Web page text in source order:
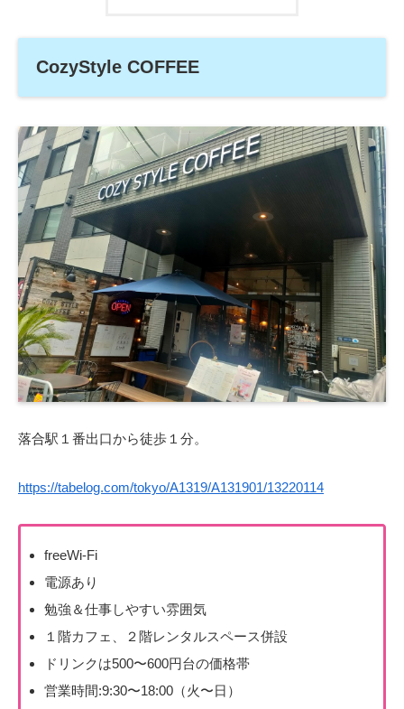
CozyStyle COFFEE
落合駅１番出口から徒歩１分。
https://tabelog.com/tokyo/A1319/A131901/13220114
freeWi-Fi
電源あり
勉強＆仕事しやすい雰囲気
１階カフェ、２階レンタルスペース併設
ドリンクは500〜600円台の価格帯
営業時間:9:30〜18:00（火〜日）